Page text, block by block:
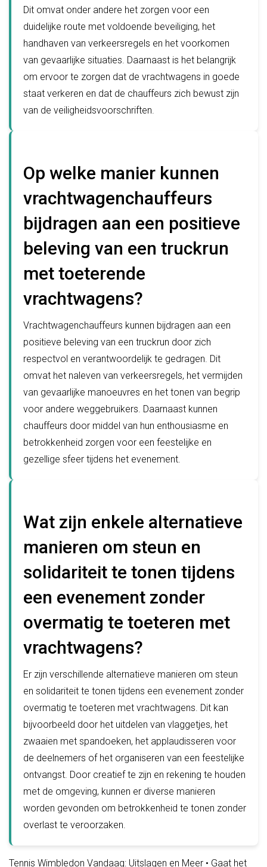
Dit omvat onder andere het zorgen voor een
duidelijke route met voldoende beveiliging, het
handhaven van verkeersregels en het voorkomen
van gevaarlijke situaties. Daarnaast is het belangrijk
om ervoor te zorgen dat de vrachtwagens in goede
staat verkeren en dat de chauffeurs zich bewust zijn
van de veiligheidsvoorschriften.
Op welke manier kunnen
vrachtwagenchauffeurs
bijdragen aan een positieve
beleving van een truckrun
met toeterende
vrachtwagens?
Vrachtwagenchauffeurs kunnen bijdragen aan een
positieve beleving van een truckrun door zich
respectvol en verantwoordelijk te gedragen. Dit
omvat het naleven van verkeersregels, het vermijden
van gevaarlijke manoeuvres en het tonen van begrip
voor andere weggebruikers. Daarnaast kunnen
chauffeurs door middel van hun enthousiasme en
betrokkenheid zorgen voor een feestelijke en
gezellige sfeer tijdens het evenement.
Wat zijn enkele alternatieve
manieren om steun en
solidariteit te tonen tijdens
een evenement zonder
overmatig te toeteren met
vrachtwagens?
Er zijn verschillende alternatieve manieren om steun
en solidariteit te tonen tijdens een evenement zonder
overmatig te toeteren met vrachtwagens. Dit kan
bijvoorbeeld door het uitdelen van vlaggetjes, het
zwaaien met spandoeken, het applaudisseren voor
de deelnemers of het organiseren van een feestelijke
ontvangst. Door creatief te zijn en rekening te houden
met de omgeving, kunnen er diverse manieren
worden gevonden om betrokkenheid te tonen zonder
overlast te veroorzaken.
Tennis Wimbledon Vandaag: Uitslagen en Meer • Gaat het